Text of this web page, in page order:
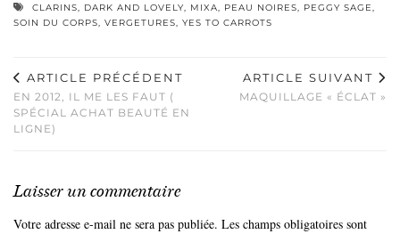
CLARINS, DARK AND LOVELY, MIXA, PEAU NOIRES, PEGGY SAGE,
SOIN DU CORPS, VERGETURES, YES TO CARROTS
ARTICLE PRÉCÉDENT
EN 2012, IL ME LES FAUT (
SPÉCIAL ACHAT BEAUTÉ EN
LIGNE)
ARTICLE SUIVANT
MAQUILLAGE « ÉCLAT »
Laisser un commentaire
Votre adresse e-mail ne sera pas publiée. Les champs obligatoires sont